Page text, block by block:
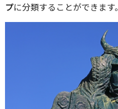
プに分類することができます。